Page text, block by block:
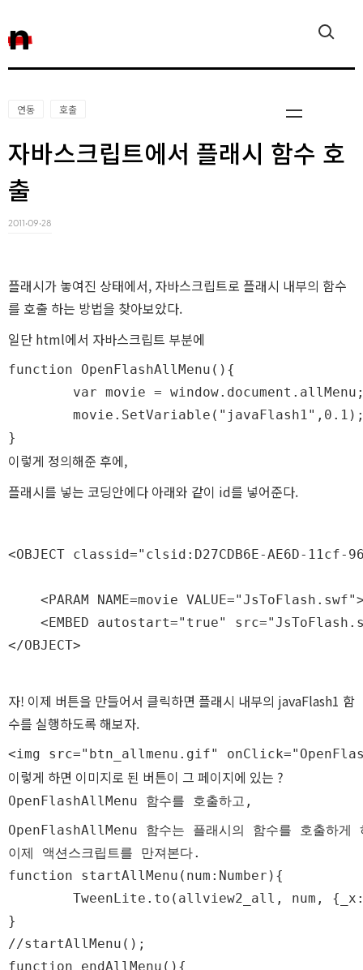
n
Reactjs
React
iOS
Android
AWS
연동 호출
자바스크립트에서 플래시 함수 호
출
2011‧09‧28
플래시가 놓여진 상태에서, 자바스크립트로 플래시 내부의 함수
를 호출 하는 방법을 찾아보았다.
일단 html에서 자바스크립트 부분에
function OpenFlashAllMenu(){
}
이렇게 정의해준 후에,
플래시를 넣는 코딩안에다 아래와 같이 id를 넣어준다.
<OBJECT classid="clsid:D27CDB6E-AE6D-11cf-
<PARAM NAME=movie
<EMBED autostart="true"
</OBJECT>
자! 이제 버튼을 만들어서 클릭하면 플래시 내부의 javaFlash1 함
수를 실행하도록 해보자.
<img src="btn_allmenu.gif"
이렇게 하면 이미지로 된 버튼이 그 페이지에 있는 ?
OpenFlashAllMenu 함수를 호출하고,
OpenFlashAllMenu 함수는 플래시의 함수를 호출하게
이제 액션스크립트를 만져본다.
function startAllMenu(num:Number){
}
//startAllMenu();
function endAllMenu(){